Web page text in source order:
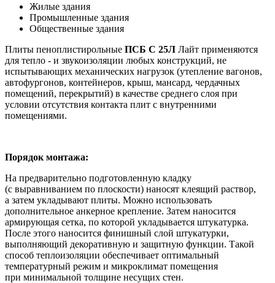
Жилые здания
Промышленные здания
Общественные здания
Плиты пеноплистирольные ПСБ С 25Л Лайт применяются
для тепло - и звукоизоляции любых конструкций, не
испытывающих механических нагрузок (утепление вагонов,
автофургонов, контейнеров, крыш, мансард, чердачных
помещений, перекрытий) в качестве среднего слоя при
условии отсутствия контакта плит с внутренними
помещениями.
Порядок монтажа:
На предварительно подготовленную кладку
(с выравниванием по плоскости) наносят клеящий раствор,
а затем укладывают плиты. Можно использовать
дополнительное анкерное крепление. Затем наносится
армирующая сетка, по которой укладывается штукатурка.
После этого наносится финишный слой штукатурки,
выполняющий декоративную и защитную функции. Такой
способ теплоизоляции обеспечивает оптимальный
температурный режим и микроклимат помещения
при минимальной толщине несущих стен.